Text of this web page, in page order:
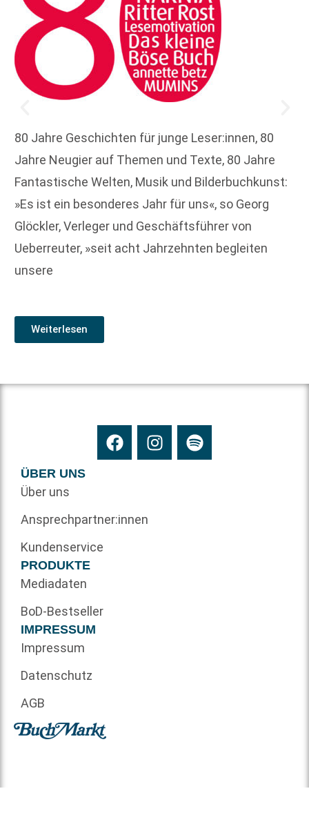
80 Jahre Geschichten für junge Leser:innen, 80
Jahre Neugier auf Themen und Texte, 80 Jahre
Fantastische Welten, Musik und Bilderbuchkunst:
»Es ist ein besonderes Jahr für uns«, so Georg
Glöckler, Verleger und Geschäftsführer von
Ueberreuter, »seit acht Jahrzehnten begleiten
unsere
Weiterlesen
ÜBER UNS
Über uns
Ansprechpartner:innen
Kundenservice
PRODUKTE
Mediadaten
BoD-Bestseller
IMPRESSUM
Impressum
Datenschutz
AGB